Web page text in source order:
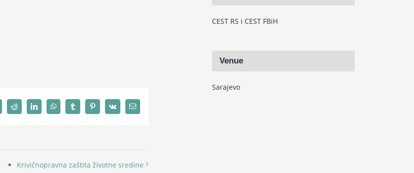
Reddit LinkedInWhatsAppTumblrPinterest
Vk Email
Krivičnopravna zaštita životne sredine
CEST RS i CEST FBiH
Venue
Sarajevo